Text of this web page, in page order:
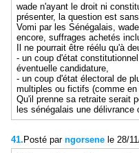
wade n'ayant le droit ni
présenter, la question est sans
Vomi par les Sénégalais,
encore, suffrages achetés
Il ne pourrait être réélu qu'à
- un coup d'état
éventuelle candidature,
- un coup d'état électoral de
multiples ou fictifs (comme en
Qu'il prenne sa retraite serait
les sénégalais une délivrance
41. Posté par ngorsene le 28/